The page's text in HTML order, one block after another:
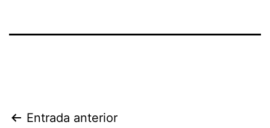
Entrada anterior